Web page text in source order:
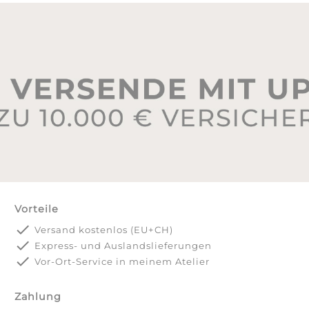
Vorteile
done Versand kostenlos (EU+CH)
done Express- und Auslandslieferungen
done Vor-Ort-Service in meinem Atelier
Zahlung